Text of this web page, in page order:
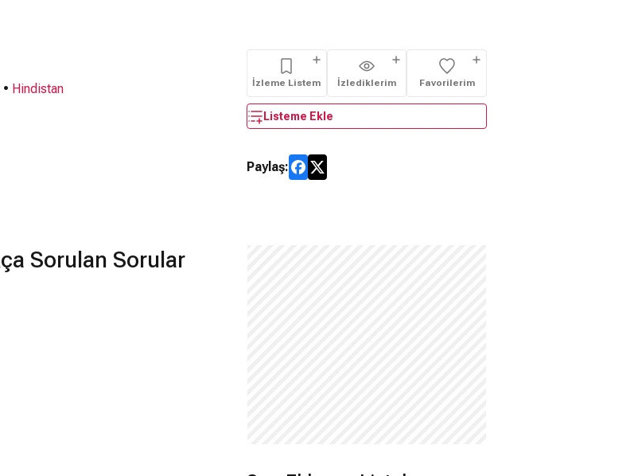
Hindistan
İzleme Listem İzlediklerim Favorilerim
Listeme Ekle
Paylaş:
Sorulan Sorular